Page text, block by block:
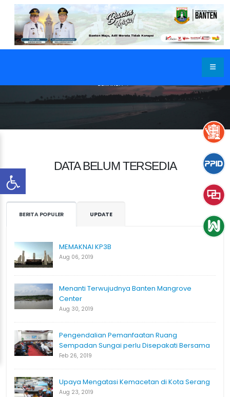
BERANDA
DATA BELUM TERSEDIA
BERITA POPULER UPDATE
MEMAKNAI KP3B
Aug 06, 2019
Menanti Terwujudnya Banten Mangrove
Center
Aug 30, 2019
Pengendalian Pemanfaatan Ruang
Sempadan Sungai perlu Disepakati Bersama
Feb 26, 2019
Upaya Mengatasi Kemacetan di Kota Serang
Aug 23, 2019